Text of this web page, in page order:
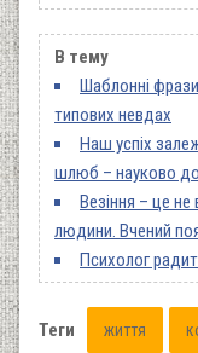
В тему
Шаблонні
типових невдах
Наш успіх
шлюб – науково
Везіння – це не
людини. Вчений
Психолог
Теги життя